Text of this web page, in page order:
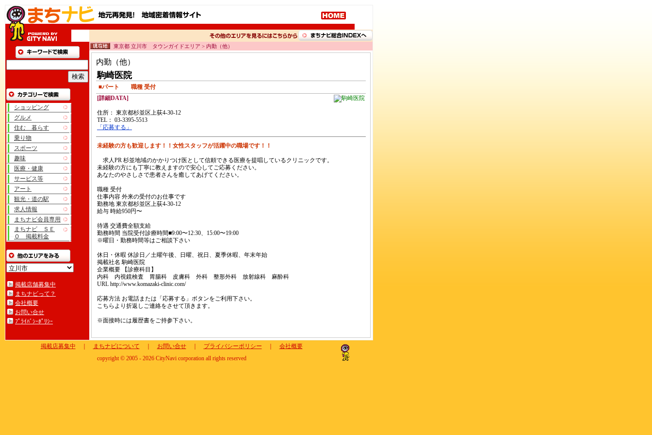
ショッピング
グルメ
住む 暮らす
乗り物
スポーツ
趣味
医療・健康
サービス等
アート
観光・道の駅
求人情報
まちナビ会員専用
まちナビ ＳＥ
Ｏ 掲載料金
掲載店舗募集中
まちナビって？
会社概要
お問い合せ
ﾌﾟﾗｲﾊﾞｼｰﾎﾟﾘｼｰ
東京都 立川市 タウンガイドエリア > 内勤（他）
内勤（他）
駒崎医院
■パート 職種 受付
[詳細DATA]
住所： 東京都杉並区上荻4-30-12
TEL： 03-3395-5513
「応募する」
未経験の方も歓迎します！！女性スタッフが活躍中の職場です！！
求人PR 杉並地域のかかりつけ医として信頼できる医療を提唱しているクリニックです。
未経験の方にも丁寧に教えますので安心してご応募ください。
あなたのやさしさで患者さんを癒してあげてください。
職種 受付
仕事内容 外来の受付のお仕事です
勤務地 東京都杉並区上荻4-30-12
給与 時給950円〜
待遇 交通費全額支給
勤務時間 当院受付診療時間■9:00〜12:30、15:00〜19:00
※曜日・勤務時間等はご相談下さい
休日・休暇 休診日／土曜午後、日曜、祝日、夏季休暇、年末年始
掲載社名 駒崎医院
企業概要 【診療科目】
内科 内視鏡検査 胃腸科 皮膚科 外科 整形外科 放射線科 麻酔科
URL http://www.komazaki-clinic.com/
応募方法 お電話または「応募する」ボタンをご利用下さい。
こちらより折返しご連絡をさせて頂きます。
※面接時には履歴書をご持参下さい。
掲載店募集中 まちナビについて お問い合せ｜ プライバシーポリシー
会社概要
copyright © 2005 - 2026 CityNavi corporation all rights reserved